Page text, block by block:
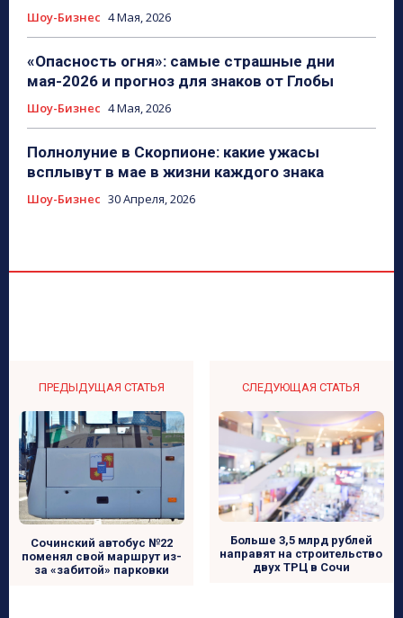
Шоу-Бизнес 4 Мая, 2026
«Опасность огня»: самые страшные дни
мая-2026 и прогноз для знаков от Глобы
Шоу-Бизнес 4 Мая, 2026
Полнолуние в Скорпионе: какие ужасы
всплывут в мае в жизни каждого знака
Шоу-Бизнес 30 Апреля, 2026
ПРЕДЫДУЩАЯ СТАТЬЯ
Сочинский автобус №22
поменял свой маршрут из-
за «забитой» парковки
СЛЕДУЮЩАЯ СТАТЬЯ
Больше 3,5 млрд рублей
направят на строительство
двух ТРЦ в Сочи